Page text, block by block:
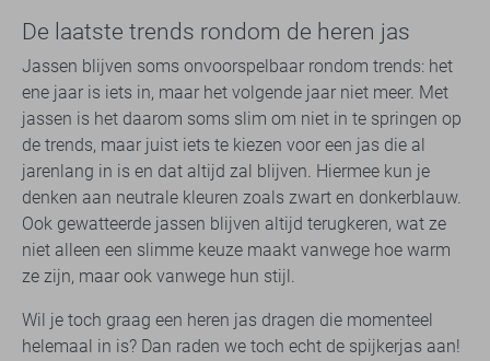
De laatste trends rondom de heren jas
Jassen blijven soms onvoorspelbaar rondom trends: het
ene jaar is iets in, maar het volgende jaar niet meer. Met
jassen is het daarom soms slim om niet in te springen op
de trends, maar juist iets te kiezen voor een jas die al
jarenlang in is en dat altijd zal blijven. Hiermee kun je
denken aan neutrale kleuren zoals zwart en donkerblauw.
Ook gewatteerde jassen blijven altijd terugkeren, wat ze
niet alleen een slimme keuze maakt vanwege hoe warm
ze zijn, maar ook vanwege hun stijl.
Wil je toch graag een heren jas dragen die momenteel
helemaal in is? Dan raden we toch echt de spijkerjas aan!